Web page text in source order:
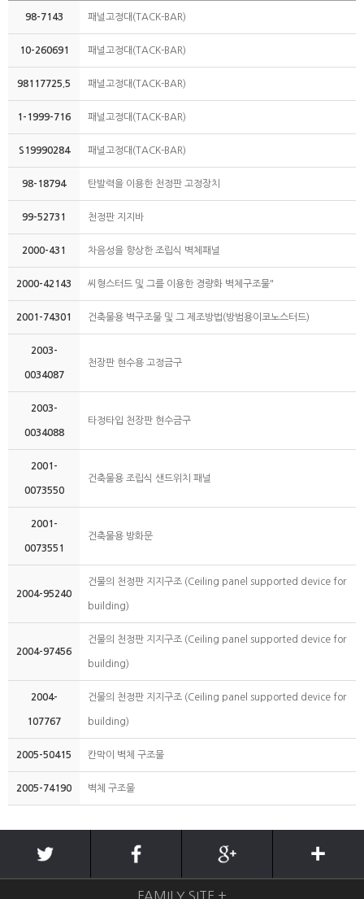
98-7143 패널고정대(TACK-BAR)
10-260691 패널고정대(TACK-BAR)
98117725.5 패널고정대(TACK-BAR)
1-1999-716 패널고정대(TACK-BAR)
S19990284 패널고정대(TACK-BAR)
98-18794 탄발력을 이용한 천정판 고정장치
99-52731 천정판 지지바
2000-431 차음성을 향상한 조립식 벽체패널
2000-42143 씨형스터드 및 그를 이용한 경량화 벽체구조물"
2001-74301 건축물용 벽구조물 및 그 제조방법(방범용이코노스터드)
2003-
0034087
천장판 현수용 고정금구
2003-
0034088
타정타입 천장판 현수금구
2001-
0073550
건축물용 조립식 샌드위치 패널
2001-
0073551
건축물용 방화문
2004-95240
건물의 천정판 지지구조 (Ceiling panel supported device for
building)
2004-97456
건물의 천정판 지지구조 (Ceiling panel supported device for
building)
2004-
107767
건물의 천정판 지지구조 (Ceiling panel supported device for
building)
2005-50415 칸막이 벽체 구조물
2005-74190 벽체 구조물
FAMILY SITE +